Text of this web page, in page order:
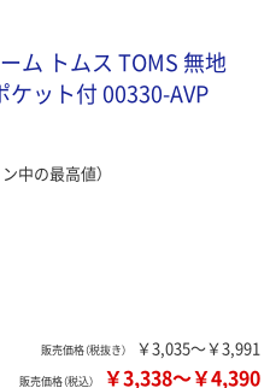
ム トムス TOMS 無地
ット付 00330-AVP
中の最高値）
販売価格（税抜き） ￥3,035～￥3,991
販売価格（税込） ￥3,338～￥4,390